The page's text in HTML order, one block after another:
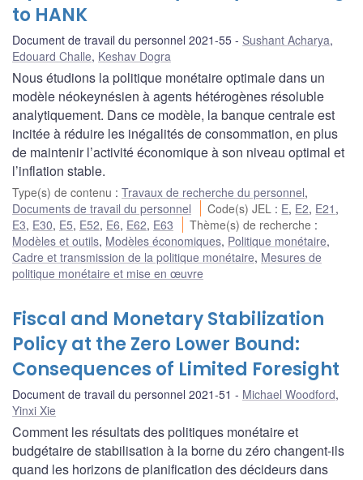
to HANK
Document de travail du personnel 2021-55 Sushant Acharya,
Edouard Challe, Keshav Dogra
Nous étudions la politique monétaire optimale dans un
modèle néokeynésien à agents hétérogènes résoluble
analytiquement. Dans ce modèle, la banque centrale est
incitée à réduire les inégalités de consommation, en plus
de maintenir l’activité économique à son niveau optimal et
l’inflation stable.
Type(s) de contenu : Travaux de recherche du personnel,
Documents de travail du personnel
Code(s) JEL : E, E2, E21 ,
E3, E30, E5, E52, E6, E62, E63 Thème(s) de recherche :
Modèles et outils, Modèles économiques, Politique monétaire,
Cadre et transmission de la politique monétaire, Mesures de
politique monétaire et mise en œuvre
Fiscal and Monetary Stabilization
Policy at the Zero Lower Bound:
Consequences of Limited Foresight
Document de travail du personnel 2021-51 Michael Woodford,
Yinxi Xie
Comment les résultats des politiques monétaire et
budgétaire de stabilisation à la borne du zéro changent-ils
quand les horizons de planification des décideurs dans